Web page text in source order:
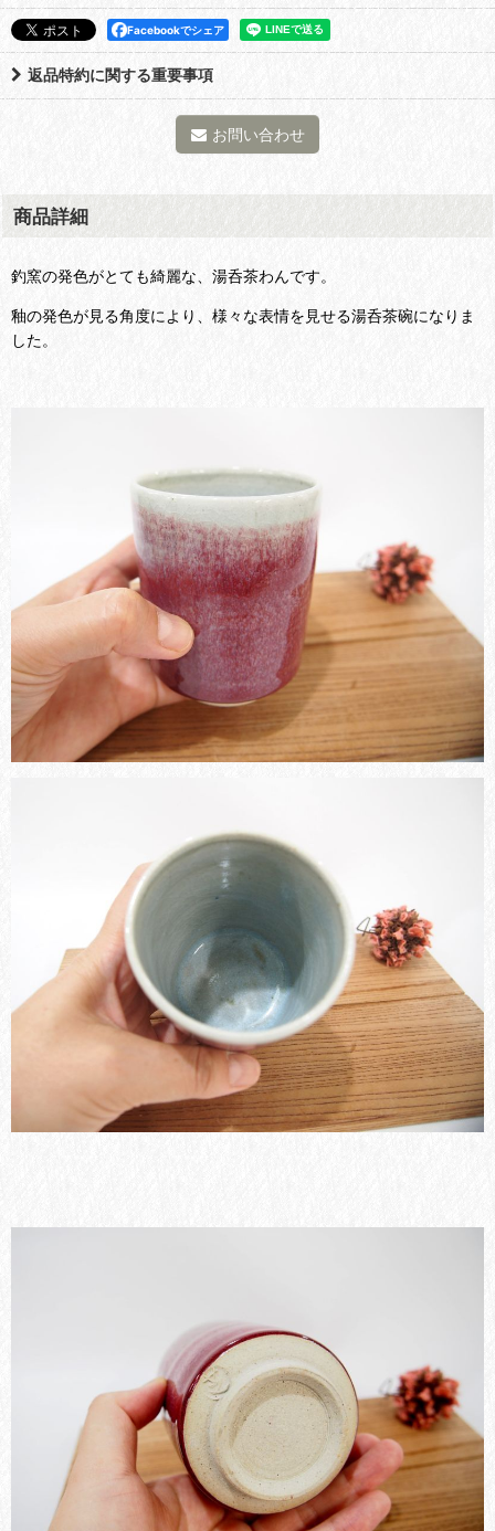
Facebookでシェア
返品特約に関する重要事項
お問い合わせ
商品詳細
釣窯の発色がとても綺麗な、湯呑茶わんです。
釉の発色が見る角度により、様々な表情を見せる湯呑茶碗になりま
した。